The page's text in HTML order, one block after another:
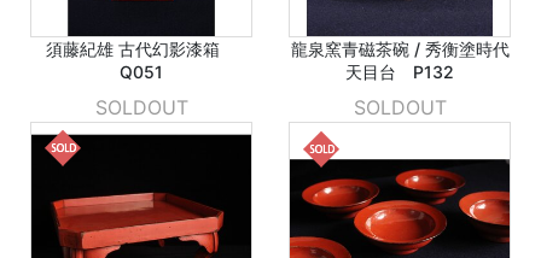
須藤紀雄 古代幻影漆箱
Q051
SOLDOUT
龍泉窯青磁茶碗 / 秀衡塗時代
天目台 P132
SOLDOUT